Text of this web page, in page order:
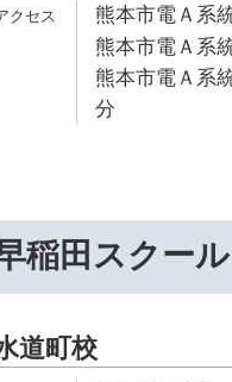
熊本市電Ａ系
熊本市電Ａ系
熊本市電Ａ系
分
稲田スクール
道町校